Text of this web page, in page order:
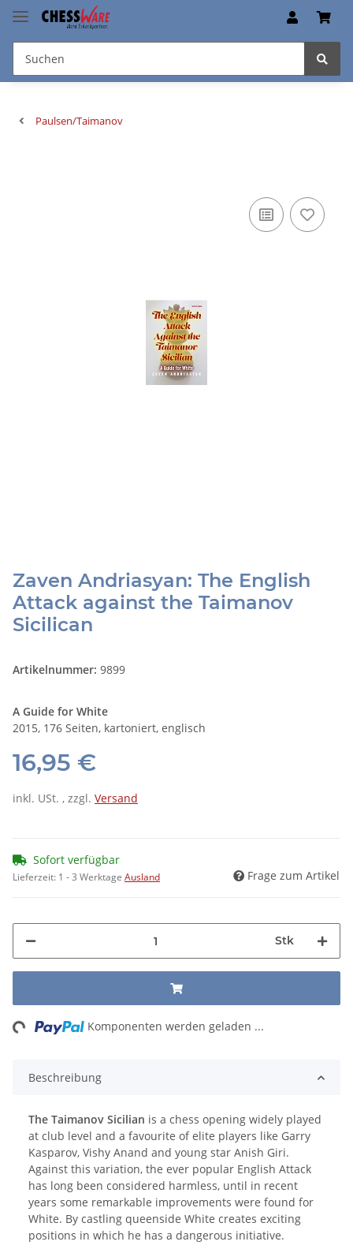
Paulsen/Taimanov
Zaven Andriasyan: The English
Attack against the Taimanov
Sicilican
Artikelnummer: 9899
A Guide for White
2015, 176 Seiten, kartoniert, englisch
16,95 €
inkl. USt. , zzgl. Versand
Sofort verfügbar
Lieferzeit: 1 - 3 Werktage Ausland Frage zum Artikel
Stk
Komponenten werden geladen ...
Beschreibung
The Taimanov Sicilian is a chess opening widely played
at club level and a favourite of elite players like Garry
Kasparov, Vishy Anand and young star Anish Giri.
Against this variation, the ever popular English Attack
has long been considered harmless, until in recent
years some remarkable improvements were found for
White. By castling queenside White creates exciting
positions in which he has a dangerous initiative.